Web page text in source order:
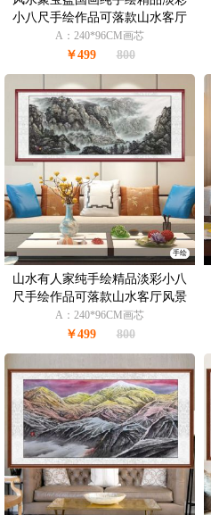
小八尺手绘作品可落款山水客厅
风景国画
A：240*96CM画芯
￥499 800
手绘
山水有人家纯手绘精品淡彩小八
尺手绘作品可落款山水客厅风景
国画
A：240*96CM画芯
￥499 800